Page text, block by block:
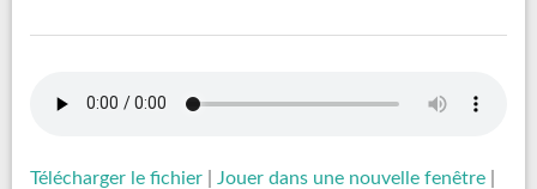
Télécharger le fichier Jouer dans une nouvelle fenêtre